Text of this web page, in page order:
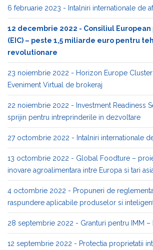
6 februarie 2023 - Intalniri internationale de
12 decembrie 2022 - Consiliul
(EIC) – peste 1,5 miliarde euro pentru
revolutionare
23 noiembrie 2022 - Horizon Europe
Eveniment Virtual de brokeraj
22 noiembrie 2022 - Investment Readiness
sprijin pentru intreprinderile in dezvoltare
27 octombrie 2022 - Intalniri internationale
13 octombrie 2022 - Global Foodture –
inovare agroalimentara intre Europa si tari
4 octombrie 2022 - Propuneri de
raspundere aplicabile produselor si
28 septembrie 2022 - Granturi pentru IMM –
12 septembrie 2022 - Protectia proprietatii